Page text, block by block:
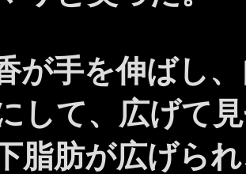
が手を伸ばし
して、広げて
脂肪が広げら